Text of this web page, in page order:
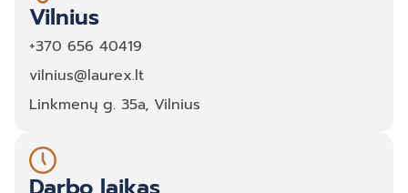
Vilnius
+370 656 40419
vilnius@laurex.lt
Linkmenų g. 35a, Vilnius